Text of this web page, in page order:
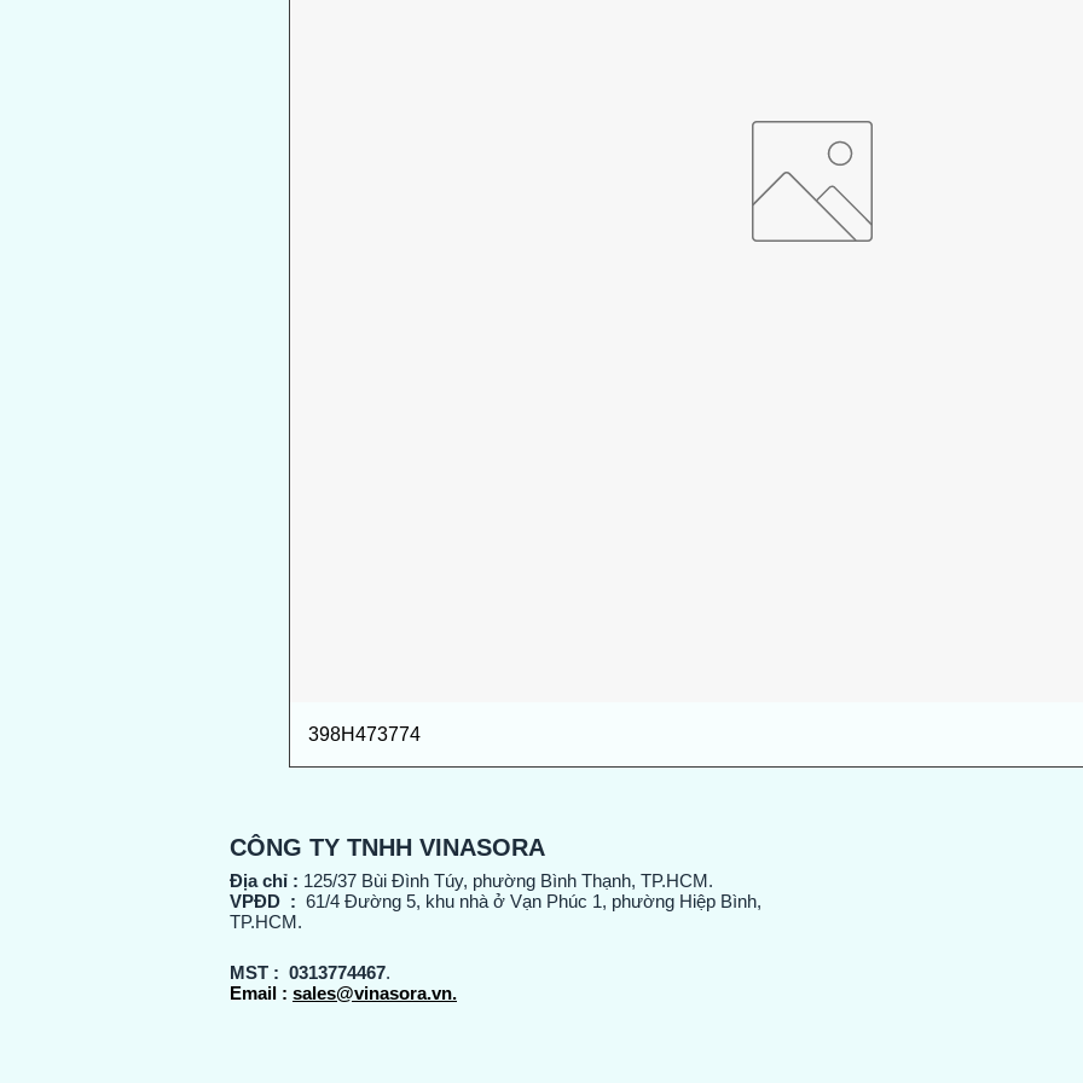
398H473774
CÔNG TY TNHH VINASORA
Địa chỉ : 125/37 Bùi Đình Túy, phường Bình Thạnh, TP.HCM.
VPĐD : 61/4 Đường 5, khu nhà ở Vạn Phúc 1, phường Hiệp Bình,
TP.HCM.
MST : 0313774467.
Email : sales@vinasora.vn.